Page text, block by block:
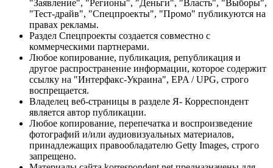
"Заявление", "Регионы", "Деньги", "Власть", "Выборы",
"Тест-драйв", "Спецпроекты", "Промо" публикуются на
правах рекламы.
Раздел Спецпроекты создается совместно с
коммерческими партнерами.
Любое копирование, публикация, републикация и
другое распространение информации, которое содержит
ссылку на "Интерфакс-Украина", EPA / UPG, строго
воспрещается.
Владелец веб-страницы в разделе Я- Корреспондент
является автор публикации.
Любое копирование, перепечатка и воспроизведение
фотографий и/или аудиовизуальных материалов,
принадлежащих правообладателю Getty Images, строго
запрещено.